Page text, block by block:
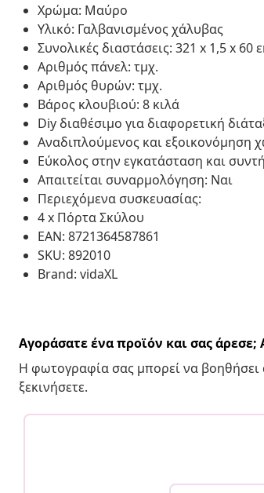
Χρώμα: Μαύρο
Υλικό: Γαλβανισμένος χάλυβας
Συνολικές διαστάσεις: 321 x 1,5 x 60
Αριθμός πάνελ: τμχ.
Αριθμός θυρών: τμχ.
Βάρος κλουβιού: 8 κιλά
Diy διαθέσιμο για διαφορετική
Αναδιπλούμενος και εξοικονόμηση
Εύκολος στην εγκατάσταση και
Απαιτείται συναρμολόγηση: Ναι
Περιεχόμενα συσκευασίας:
4 x Πόρτα Σκύλου
EAN: 8721364587861
SKU: 892010
Brand: vidaXL
Αγοράσατε ένα προϊόν και σας
Η φωτογραφία σας μπορεί να
ξεκινήσετε.